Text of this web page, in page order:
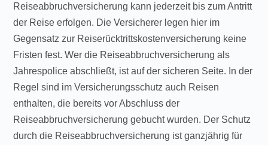
Reiseabbruchversicherung kann jederzeit bis zum Antritt
der Reise erfolgen. Die Versicherer legen hier im
Gegensatz zur Reiserücktrittskostenversicherung keine
Fristen fest. Wer die Reiseabbruchversicherung als
Jahrespolice abschließt, ist auf der sicheren Seite. In der
Regel sind im Versicherungsschutz auch Reisen
enthalten, die bereits vor Abschluss der
Reiseabbruchversicherung gebucht wurden. Der Schutz
durch die Reiseabbruchversicherung ist ganzjährig für